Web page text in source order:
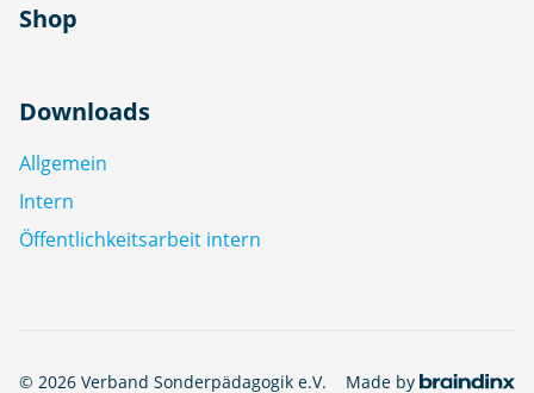
Shop
Downloads
Allgemein
Intern
Öffentlichkeitsarbeit intern
© 2026 Verband Sonderpädagogik e.V. Made by